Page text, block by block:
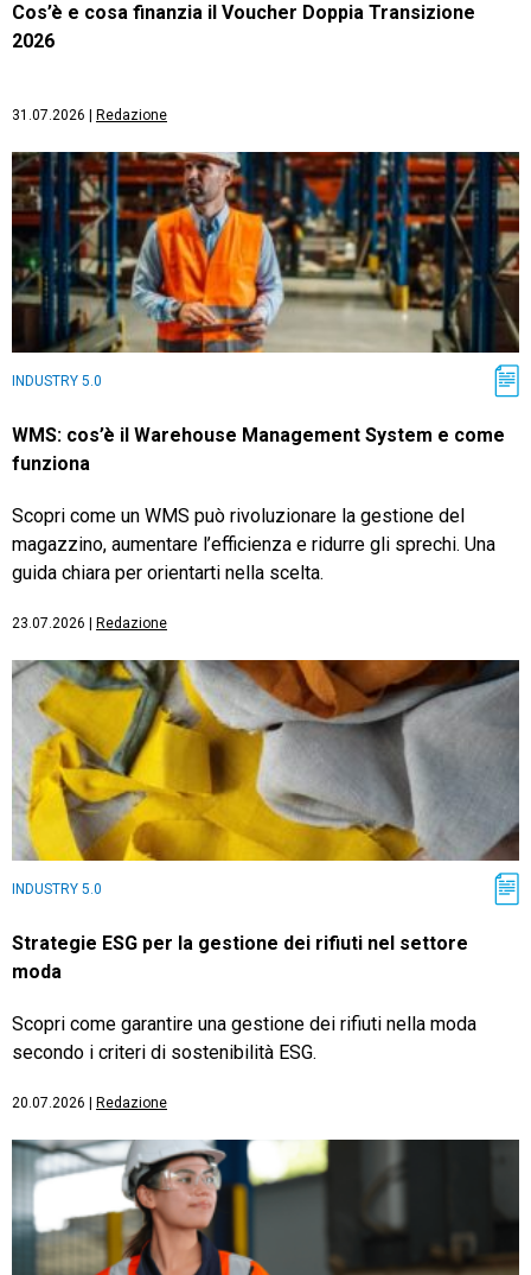
Cos’è e cosa finanzia il Voucher Doppia Transizione
2026
31.07.2026 Redazione
INDUSTRY 5.0
WMS: cos’è il Warehouse Management System e come
funziona
Scopri come un WMS può rivoluzionare la gestione del
magazzino, aumentare l’efficienza e ridurre gli sprechi. Una
guida chiara per orientarti nella scelta.
23.07.2026 Redazione
INDUSTRY 5.0
Strategie ESG per la gestione dei rifiuti nel settore
moda
Scopri come garantire una gestione dei rifiuti nella moda
secondo i criteri di sostenibilità ESG.
20.07.2026 Redazione